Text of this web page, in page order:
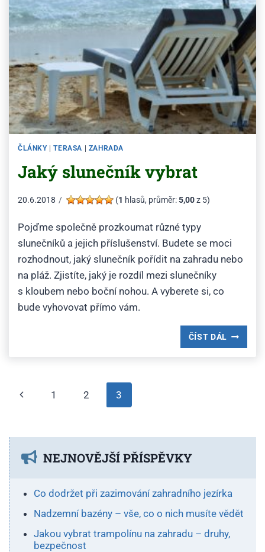
ČLÁNKY|TERASA ZAHRADA
Jaký slunečník vybrat
20.6.2018 (1 hlasů, průměr:5,00z 5)
Pojďme společně prozkoumat různé typy
slunečníků a jejich příslušenství. Budete se moci
rozhodnout, jaký slunečník pořídit na zahradu nebo
na pláž. Zjistíte, jaký je rozdíl mezi slunečníky
s kloubem nebo boční nohou. A vyberete si, co
bude vyhovovat přímo vám.
ČÍST DÁL JAKÝ
Navigace
stránce
Předchozí
1 2 3
NEJNOVĚJŠÍ PŘÍSPĚVKY
Co dodržet při zazimování zahradního jezírka
Nadzemní bazény – vše, co o nich musíte vědět
Jakou vybrat trampolínu na zahradu – druhy,
bezpečnost